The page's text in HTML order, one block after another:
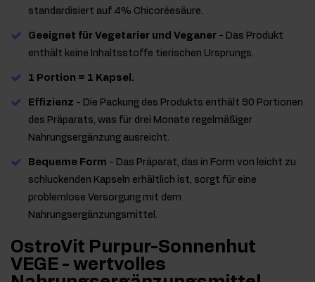
standardisiert auf 4% Chicoréesäure.
Geeignet für Vegetarier und Veganer - Das Produkt
enthält keine Inhaltsstoffe tierischen Ursprungs.
1 Portion = 1 Kapsel.
Effizienz - Die Packung des Produkts enthält 90 Portionen
des Präparats, was für drei Monate regelmäßiger
Nahrungsergänzung ausreicht.
Bequeme Form - Das Präparat, das in Form von leicht zu
schluckenden Kapseln erhältlich ist, sorgt für eine
problemlose Versorgung mit dem
Nahrungsergänzungsmittel.
OstroVit Purpur-Sonnenhut
VEGE - wertvolles